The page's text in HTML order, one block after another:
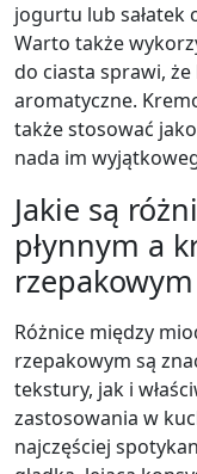
jogurtu lub sałatek
Warto także
do ciasta sprawi,
aromatyczne.
także stosować
nada im
Jakie są
płynnym a
rzepakowym
Różnice między
rzepakowym są
tekstury, jak i
zastosowania w
najczęściej